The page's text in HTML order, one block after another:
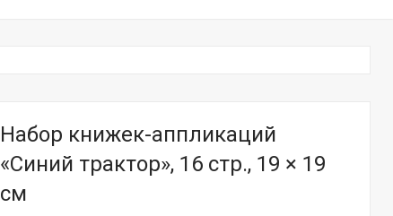
Набор книжек-аппликаций
«Синий трактор», 16 стр., 19 × 19
см